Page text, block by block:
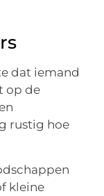
dat iemand
op de
rustig hoe
kleine